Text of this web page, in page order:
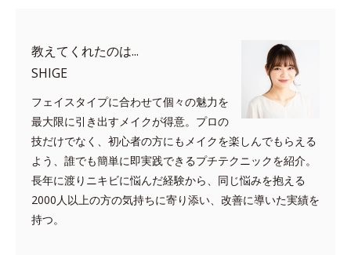
教えてくれたのは...
SHIGE
フェイスタイプに合わせて個々の魅力を
最大限に引き出すメイクが得意。プロの
技だけでなく、初心者の方にもメイクを楽しんでもらえる
よう、誰でも簡単に即実践できるプチテクニックを紹介。
長年に渡りニキビに悩んだ経験から、同じ悩みを抱える
2000人以上の方の気持ちに寄り添い、改善に導いた実績を
持つ。